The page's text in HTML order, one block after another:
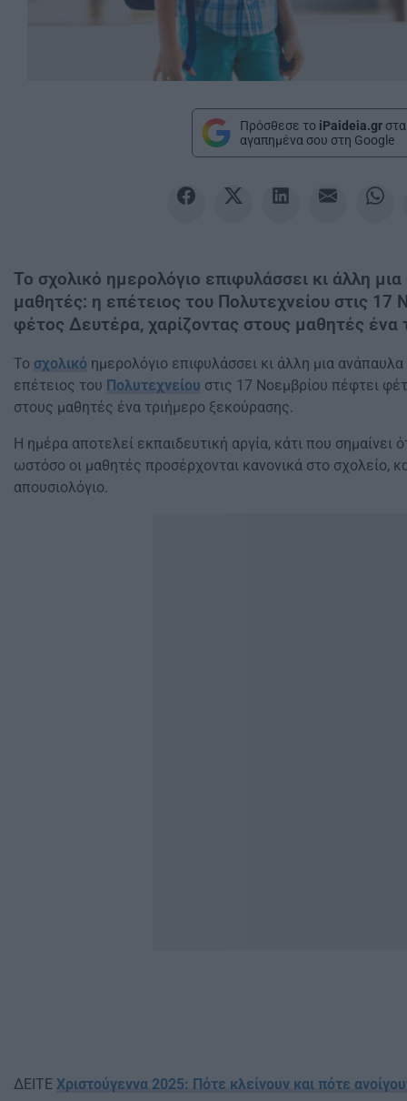
Πρόσθεσε το iPaideia.gr στα
αγαπημένα σου στη Google
Το σχολικό ημερολόγιο επιφυλάσσει κι άλλη
μαθητές: η επέτειος του Πολυτεχνείου στις 17
φέτος Δευτέρα, χαρίζοντας στους μαθητές ένα
Το σχολικό ημερολόγιο επιφυλάσσει κι άλλη μια
επέτειος του Πολυτεχνείου στις 17 Νοεμβρίου πέφτει
στους μαθητές ένα τριήμερο ξεκούρασης.
Η ημέρα αποτελεί εκπαιδευτική αργία, κάτι που σημαίνει
ωστόσο οι μαθητές προσέρχονται κανονικά στο σχολείο,
απουσιολόγιο.
ΔΕΙΤΕ Χριστούγεννα 2025: Πότε κλείνουν και πότε